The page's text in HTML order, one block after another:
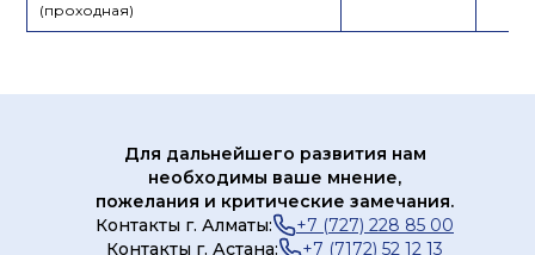
(проходная)
Для дальнейшего развития нам
необходимы ваше мнение,
пожелания и критические замечания.
Контакты г. Алматы:
+7 (727) 228 85 00
Контакты г. Астана:
+7 (7172) 52 12 13